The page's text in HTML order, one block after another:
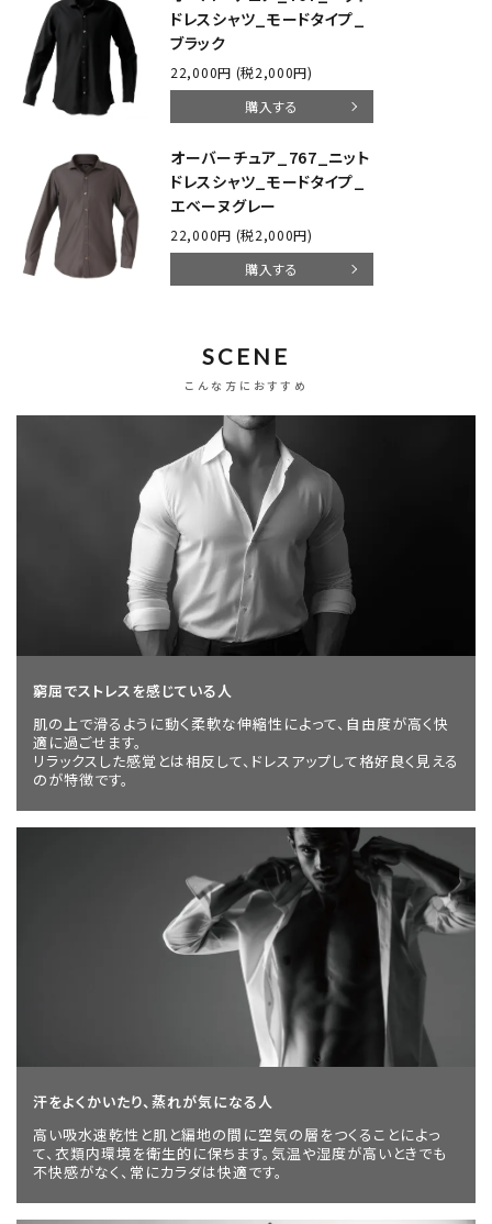
ドレスシャツ_モードタイプ_
ブラック
22,000円 (税2,000円)
購入する
オーバーチュア_767_ニット
ドレスシャツ_モードタイプ_
エベーヌグレー
22,000円 (税2,000円)
購入する
SCENE
こんな方におすすめ
窮屈でストレスを感じている人
肌の上で滑るように動く柔軟な伸縮性によって、自由度が高く快
適に過ごせます。
リラックスした感覚とは相反して、ドレスアップして格好良く見える
のが特徴です。
汗をよくかいたり、蒸れが気になる人
高い吸水速乾性と肌と編地の間に空気の層をつくることによっ
て、衣類内環境を衛生的に保ちます。気温や湿度が高いときでも
不快感がなく、常にカラダは快適です。